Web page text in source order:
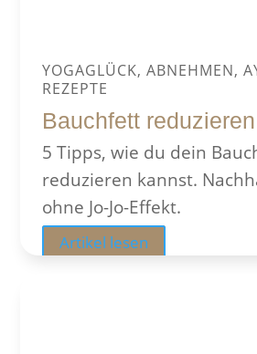
YOGAGLÜCK, ABNEHMEN,
REZEPTE
Bauchfett reduzieren
5 Tipps, wie du dein
reduzieren kannst.
ohne Jo-Jo-Effekt.
Artikel lesen